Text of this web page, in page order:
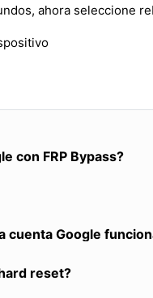
ahora seleccione
con FRP Bypass?
cuenta Google
reset?